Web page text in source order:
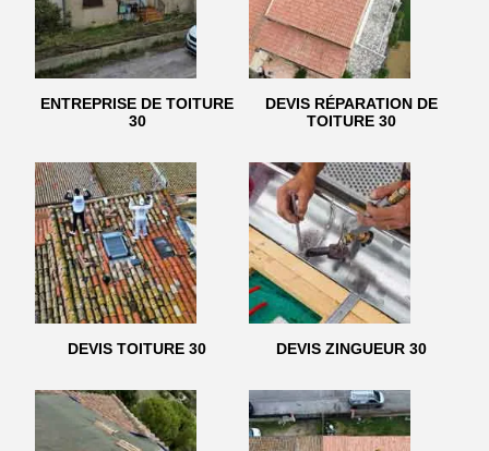
ENTREPRISE DE TOITURE
30
DEVIS RÉPARATION DE
TOITURE 30
DEVIS TOITURE 30 DEVIS ZINGUEUR 30